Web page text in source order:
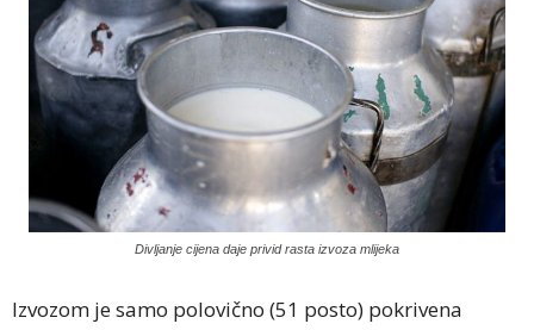
Divljanje cijena daje privid rasta izvoza mlijeka
Izvozom je samo polovično (51 posto) pokrivena